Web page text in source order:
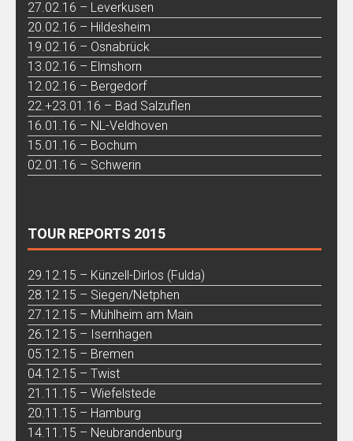
27.02.16 – Leverkusen
20.02.16 – Hildesheim
19.02.16 – Osnabrück
13.02.16 – Elmshorn
12.02.16 – Bergedorf
22.+23.01.16 – Bad Salzuflen
16.01.16 – NL-Veldhoven
15.01.16 – Bochum
02.01.16 – Schwerin
TOUR REPORTS 2015
29.12.15 – Künzell-Dirlos (Fulda)
28.12.15 – Siegen/Netphen
27.12.15 – Mühlheim am Main
26.12.15 – Isernhagen
05.12.15 – Bremen
04.12.15 – Twist
21.11.15 – Wiefelstede
20.11.15 – Hamburg
14.11.15 – Neubrandenburg